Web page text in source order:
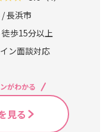
長浜市
歩15分以上
ン面談対応
がわかる
見る